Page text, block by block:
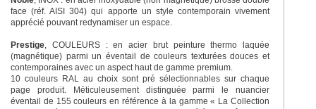
face (réf. AISI 304) qui apporte un style contemporain vivement
apprécié pouvant redynamiser un espace.
Prestige , COULEURS : en acier brut peinture thermo laquée
(magnétique) parmi un éventail de couleurs texturées douces et
contemporaines avec un aspect haut de gamme premium.
10 couleurs RAL au choix sont pré sélectionnables sur chaque
page produit. Méticuleusement distinguée parmi le nuancier
éventail de 155 couleurs en référence à la gamme « La Collection